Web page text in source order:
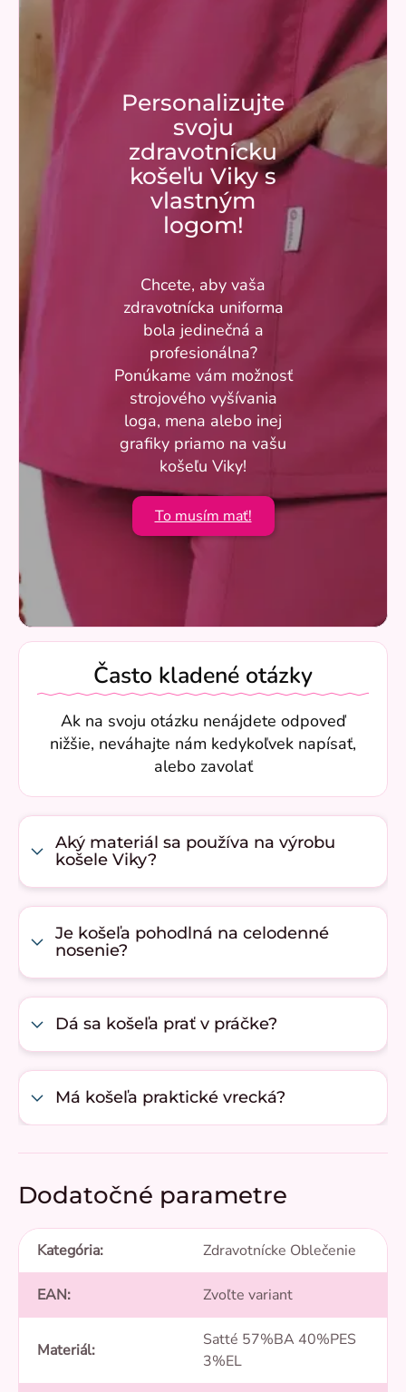
Personalizujte
svoju
zdravotnícku
košeľu Viky s
vlastným
logom!
Chcete, aby vaša
zdravotnícka uniforma
bola jedinečná a
profesionálna?
Ponúkame vám možnosť
strojového vyšívania
loga, mena alebo inej
grafiky priamo na vašu
košeľu Viky!
To musím mať!
Často kladené otázky
Ak na svoju otázku nenájdete odpoveď
nižšie, neváhajte nám kedykoľvek napísať,
alebo zavolať
Aký materiál sa používa na výrobu
košele Viky?
Je košeľa pohodlná na celodenné
nosenie?
Dá sa košeľa prať v práčke?
Má košeľa praktické vrecká?
Dodatočné parametre
Kategória: Zdravotnícke Oblečenie
EAN: Zvoľte variant
Materiál:
Satté 57%BA 40%PES
3%EL